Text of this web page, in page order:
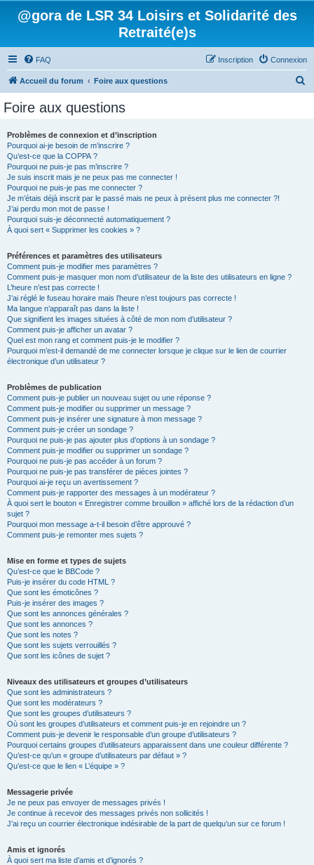
@gora de LSR 34 Loisirs et Solidarité des
Retraité(e)s
FAQ Connexion
Inscription
Accueil du forum Foire aux questions
Foire aux questions
Problèmes de connexion et d’inscription
Pourquoi ai-je besoin de m’inscrire ?
Qu’est-ce que la COPPA ?
Pourquoi ne puis-je pas m’inscrire ?
Je suis inscrit mais je ne peux pas me connecter !
Pourquoi ne puis-je pas me connecter ?
Je m’étais déjà inscrit par le passé mais ne peux à présent plus me connecter ?!
J’ai perdu mon mot de passe !
Pourquoi suis-je déconnecté automatiquement ?
À quoi sert « Supprimer les cookies » ?
Préférences et paramètres des utilisateurs
Comment puis-je modifier mes paramètres ?
Comment puis-je masquer mon nom d’utilisateur de la liste des utilisateurs en ligne ?
L’heure n’est pas correcte !
J’ai réglé le fuseau horaire mais l’heure n’est toujours pas correcte !
Ma langue n’apparaît pas dans la liste !
Que signifient les images situées à côté de mon nom d’utilisateur ?
Comment puis-je afficher un avatar ?
Quel est mon rang et comment puis-je le modifier ?
Pourquoi m’est-il demandé de me connecter lorsque je clique sur le lien de courrier
électronique d’un utilisateur ?
Problèmes de publication
Comment puis-je publier un nouveau sujet ou une réponse ?
Comment puis-je modifier ou supprimer un message ?
Comment puis-je insérer une signature à mon message ?
Comment puis-je créer un sondage ?
Pourquoi ne puis-je pas ajouter plus d’options à un sondage ?
Comment puis-je modifier ou supprimer un sondage ?
Pourquoi ne puis-je pas accéder à un forum ?
Pourquoi ne puis-je pas transférer de pièces jointes ?
Pourquoi ai-je reçu un avertissement ?
Comment puis-je rapporter des messages à un modérateur ?
À quoi sert le bouton « Enregistrer comme brouillon » affiché lors de la rédaction d’un
sujet ?
Pourquoi mon message a-t-il besoin d’être approuvé ?
Comment puis-je remonter mes sujets ?
Mise en forme et types de sujets
Qu’est-ce que le BBCode ?
Puis-je insérer du code HTML ?
Que sont les émoticônes ?
Puis-je insérer des images ?
Que sont les annonces générales ?
Que sont les annonces ?
Que sont les notes ?
Que sont les sujets verrouillés ?
Que sont les icônes de sujet ?
Niveaux des utilisateurs et groupes d’utilisateurs
Que sont les administrateurs ?
Que sont les modérateurs ?
Que sont les groupes d’utilisateurs ?
Où sont les groupes d’utilisateurs et comment puis-je en rejoindre un ?
Comment puis-je devenir le responsable d’un groupe d’utilisateurs ?
Pourquoi certains groupes d’utilisateurs apparaissent dans une couleur différente ?
Qu’est-ce qu’un « groupe d’utilisateurs par défaut » ?
Qu’est-ce que le lien « L’équipe » ?
Messagerie privée
Je ne peux pas envoyer de messages privés !
Je continue à recevoir des messages privés non sollicités !
J’ai reçu un courrier électronique indésirable de la part de quelqu’un sur ce forum !
Amis et ignorés
À quoi sert ma liste d’amis et d’ignorés ?